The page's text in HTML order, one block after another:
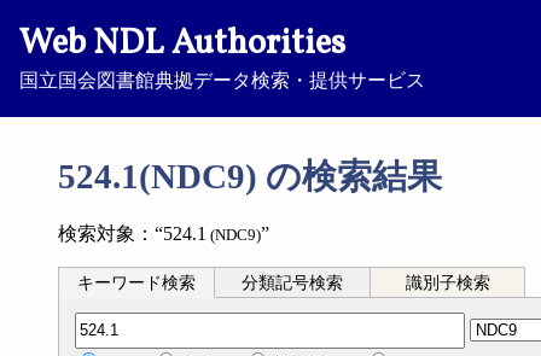
Web NDL Authorities
国立国会図書館典拠データ検索・提供サービス
524.1(NDC9) の検索結果
検索対象：“524.1 (NDC9)”
キーワード検索 分類記号検索 識別子検索
分類記号検索